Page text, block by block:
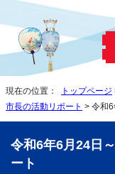
現在の位置： トップページ
市長の活動リポート > 令和
令和6年6月24日
ート